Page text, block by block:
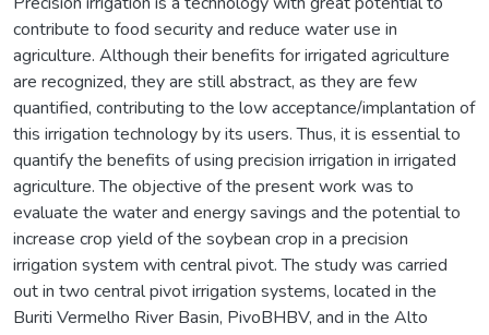
contribute to food security and reduce water use in
agriculture. Although their benefits for irrigated agriculture
are recognized, they are still abstract, as they are few
quantified, contributing to the low acceptance/implantation of
this irrigation technology by its users. Thus, it is essential to
quantify the benefits of using precision irrigation in irrigated
agriculture. The objective of the present work was to
evaluate the water and energy savings and the potential to
increase crop yield of the soybean crop in a precision
irrigation system with central pivot. The study was carried
out in two central pivot irrigation systems, located in the
Buriti Vermelho River Basin, PivoBHBV, and in the Alto